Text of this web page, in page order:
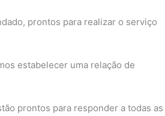
prontos para realizar o serviço
estabelecer uma relação de
prontos para responder a todas as